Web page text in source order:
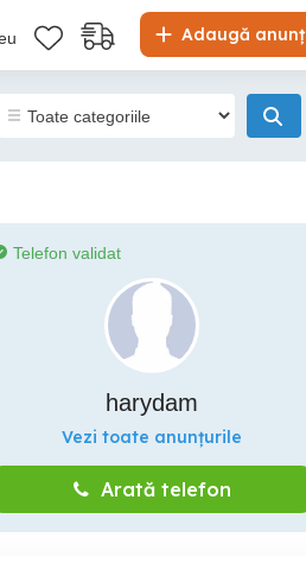
Adaugă anunț
Telefon validat
harydam
Vezi toate anunțurile
Arată telefon